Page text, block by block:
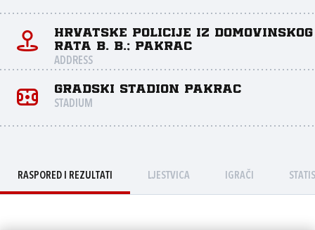
Hrvatske policije iz domovinskog
rata b. b.; Pakrac
ADDRESS
Gradski Stadion Pakrac
STADIUM
RASPORED I REZULTATI LJESTVICA IGRAČI